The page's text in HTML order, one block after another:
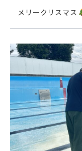
メリークリスマス